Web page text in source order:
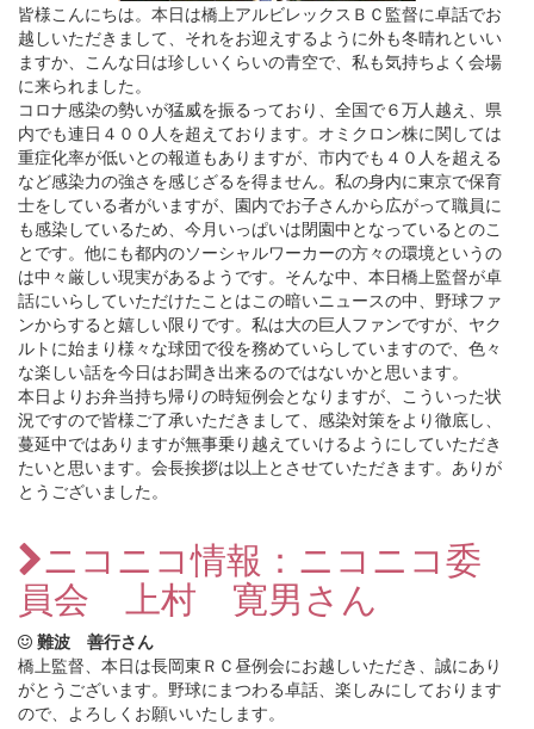
皆様こんにちは。本日は橋上アルビレックスＢＣ監督に卓話でお
越しいただきまして、それをお迎えするように外も冬晴れといい
ますか、こんな日は珍しいくらいの青空で、私も気持ちよく会場
に来られました。
コロナ感染の勢いが猛威を振るっており、全国で６万人越え、県
内でも連日４００人を超えております。オミクロン株に関しては
重症化率が低いとの報道もありますが、市内でも４０人を超える
など感染力の強さを感じざるを得ません。私の身内に東京で保育
士をしている者がいますが、園内でお子さんから広がって職員に
も感染しているため、今月いっぱいは閉園中となっているとのこ
とです。他にも都内のソーシャルワーカーの方々の環境というの
は中々厳しい現実があるようです。そんな中、本日橋上監督が卓
話にいらしていただけたことはこの暗いニュースの中、野球ファ
ンからすると嬉しい限りです。私は大の巨人ファンですが、ヤク
ルトに始まり様々な球団で役を務めていらしていますので、色々
な楽しい話を今日はお聞き出来るのではないかと思います。
本日よりお弁当持ち帰りの時短例会となりますが、こういった状
況ですので皆様ご了承いただきまして、感染対策をより徹底し、
蔓延中ではありますが無事乗り越えていけるようにしていただき
たいと思います。会長挨拶は以上とさせていただきます。ありが
とうございました。
ニコニコ情報：ニコニコ委
員会 上村 寛男さん
難波 善行さん
橋上監督、本日は長岡東ＲＣ昼例会にお越しいただき、誠にあり
がとうございます。野球にまつわる卓話、楽しみにしております
ので、よろしくお願いいたします。